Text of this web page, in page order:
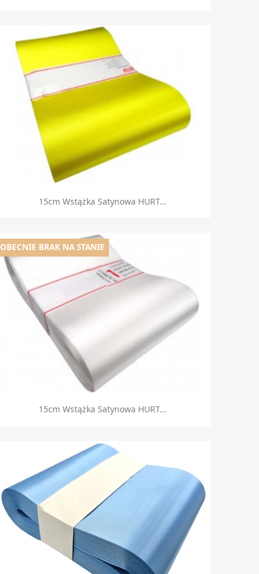
Szybki podgląd
15cm Wstążka Satynowa HURT...
Szybki podgląd
15cm Wstążka Satynowa HURT...
OBECNIE BRAK NA STANIE